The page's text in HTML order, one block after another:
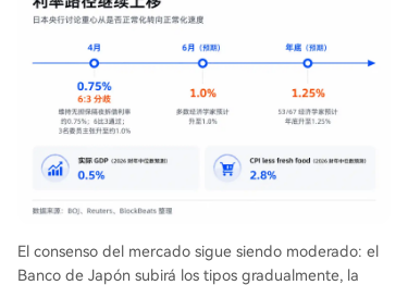
El consenso del mercado sigue siendo moderado: el
Banco de Japón subirá los tipos gradualmente, la